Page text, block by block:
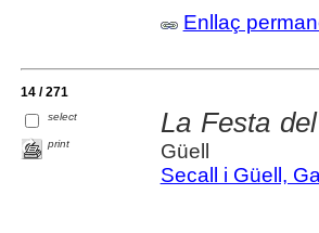
Enllaç
14 / 271
select
print
La Festa
Güell
Secall i Güell,